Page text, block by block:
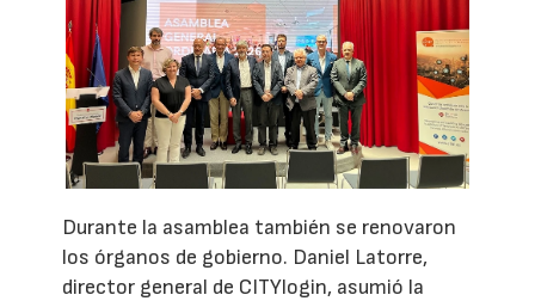
Durante la asamblea también se renovaron
los órganos de gobierno. Daniel Latorre,
director general de CITYlogin, asumió la